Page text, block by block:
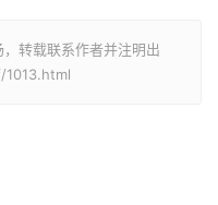
转载联系作者并注明出